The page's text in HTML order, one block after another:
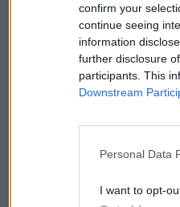
confirm your
continue seeing
information
further disclosure
participants. This
Downstream
Personal Data
I want to opt-